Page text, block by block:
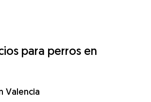
para perros en
Valencia